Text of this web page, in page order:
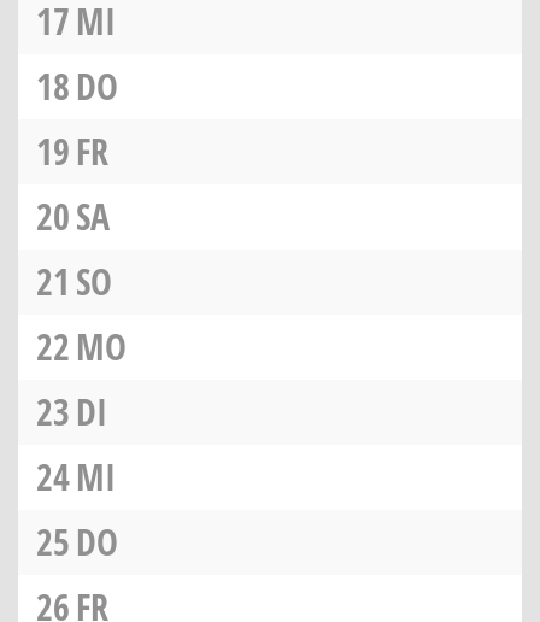
17MI
18DO
19FR
20SA
21 SO
22MO
23DI
24MI
25DO
26FR